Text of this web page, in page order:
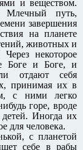
и веществом.
Млечный путь,
завершения
на планете
животных и
некоторое
Боге и Боге, и
отдают себя
принимая их в
с ними легко
горе, вроде
Иногда их
для человека.
с планетой
себе в рабы